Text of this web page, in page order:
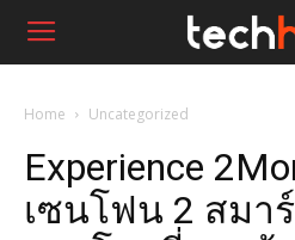
Home Uncategorized
Experience
เซนโฟน 2 สมา